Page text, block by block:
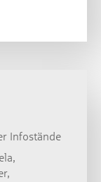
Infostände